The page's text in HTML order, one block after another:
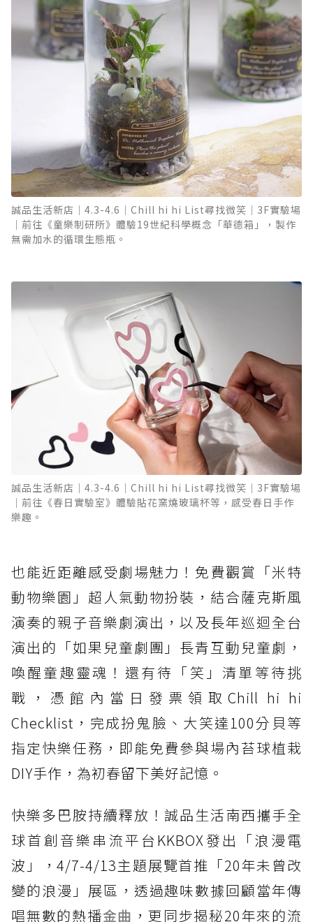
誠品生活新店｜4.3-4.6｜Chill hi hi List尋找微笑｜3F實驗場
｜前往《童樂制研所》體驗19世紀科學概念「華德箱」，製作
無需加水的循環生態瓶。
誠品生活新店｜4.3-4.6｜Chill hi hi List尋找微笑｜3F實驗場
｜前往《春日實驗室》體驗貼花窯燒玻璃杯等，感受春日手作
樂趣。
也能近距離感受劇場魅力！免費觀賞「米特
動物樂園」超人氣動物扮裝，結合薩克斯風
演奏的親子音樂劇演出，以及長年巡迴全台
演出的「如果兒童劇團」長青互動兒童劇，
喚醒童趣靈魂！還有待「笑」清單等待挑
戰，憑館內當日發票領取Chill hi hi
Checklist，完成扮鬼臉、大笑達100分貝等
指定快樂任務，即能免費參與場內苔球植栽
DIY手作，為初春留下美好記憶。
快樂多巴胺持續釋放！誠品生活南西攜手全
球首創音樂串流平台KKBOX發出「浪漫電
波」，4/7-4/13主題展覽首推「20年未曾改
變的浪漫」展區，透過趣味數據回顧當年傳
唱無數的熱播金曲 ，更同步揭秘20年來的流